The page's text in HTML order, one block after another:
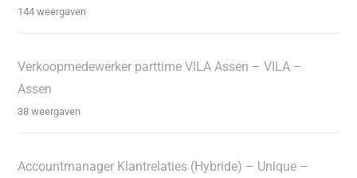
144 weergaven
Verkoopmedewerker parttime VILA Assen – VILA –
Assen
38 weergaven
Accountmanager Klantrelaties (Hybride) – Unique –